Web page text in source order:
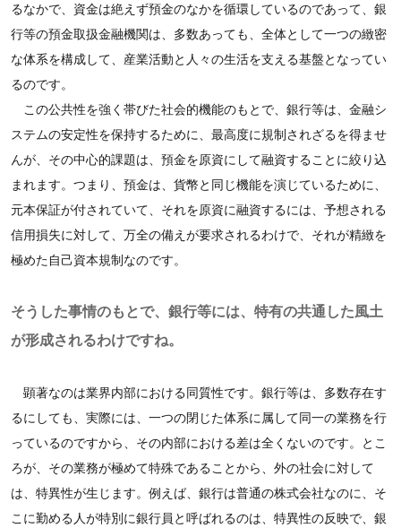
るなかで、資金は絶えず預金のなかを循環しているのであって、銀
行等の預金取扱金融機関は、多数あっても、全体として一つの緻密
な体系を構成して、産業活動と人々の生活を支える基盤となってい
るのです。
この公共性を強く帯びた社会的機能のもとで、銀行等は、金融シ
ステムの安定性を保持するために、最高度に規制されざるを得ませ
んが、その中心的課題は、預金を原資にして融資することに絞り込
まれます。つまり、預金は、貨幣と同じ機能を演じているために、
元本保証が付されていて、それを原資に融資するには、予想される
信用損失に対して、万全の備えが要求されるわけで、それが精緻を
極めた自己資本規制なのです。
そうした事情のもとで、銀行等には、特有の共通した風土
が形成されるわけですね。
顕著なのは業界内部における同質性です。銀行等は、多数存在す
るにしても、実際には、一つの閉じた体系に属して同一の業務を行
っているのですから、その内部における差は全くないのです。とこ
ろが、その業務が極めて特殊であることから、外の社会に対して
は、特異性が生じます。例えば、銀行は普通の株式会社なのに、そ
こに勤める人が特別に銀行員と呼ばれるのは、特異性の反映で、銀